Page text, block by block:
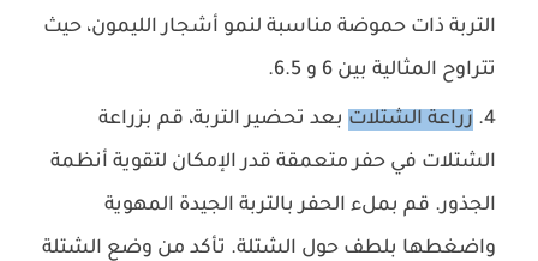
التربة ذات حموضة مناسبة لنمو أشجار الليمون، حيث
تتراوح المثالية بين 6 و 6.5.
زراعة الشتلات بعد تحضير التربة، قم بزراعة
الشتلات في حفر متعمقة قدر الإمكان لتقوية أنظمة
الجذور. قم بملء الحفر بالتربة الجيدة المهوية
واضغطها بلطف حول الشتلة. تأكد من وضع الشتلة